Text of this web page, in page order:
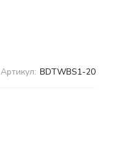
Артикул: BDTWBS1-20